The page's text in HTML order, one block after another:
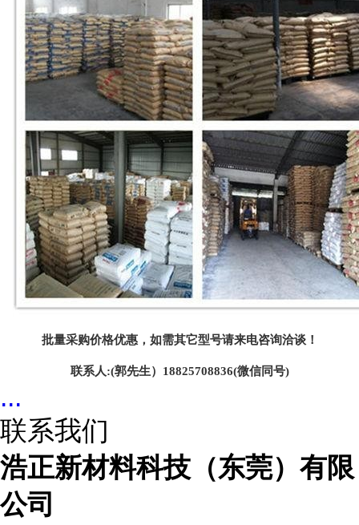
批量采购价格优惠，如需其它型号请来电咨询洽谈！
联系人:(郭先生）18825708836(微信同号)
...
联系我们
浩正新材料科技（东莞）有限
公司